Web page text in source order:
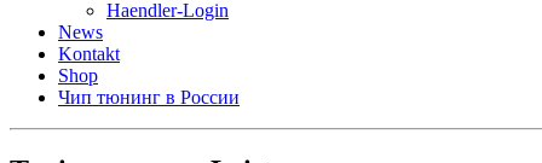
Haendler-Login
News
Kontakt
Shop
Чип тюнинг в России